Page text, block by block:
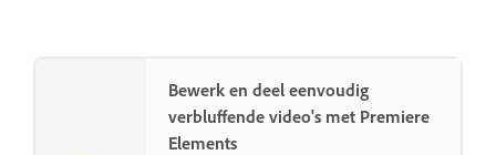
Bewerk en deel eenvoudig
verbluffende video's met Premiere
Elements